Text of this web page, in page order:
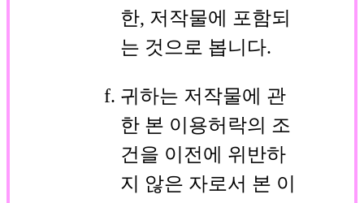
한, 저작물에 포함되
는 것으로 봅니다.
귀하는 저작물에 관
한 본 이용허락의 조
건을 이전에 위반하
지 않은 자로서 본 이